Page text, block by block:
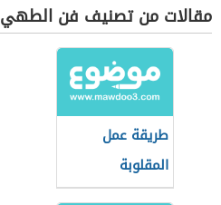
مقالات من تصنيف فن الطهي
طريقة عمل
المقلوبة